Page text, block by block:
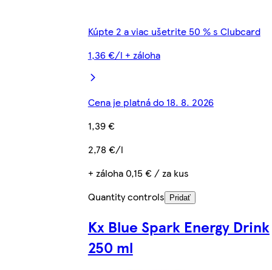
Kúpte 2 a viac ušetrite 50 % s Clubcard
1,36 €/l + záloha
Cena je platná do 18. 8. 2026
1,39 €
2,78 €/l
+ záloha 0,15 € / za kus
Quantity controls
Pridať
Kx Blue Spark Energy Drink
250 ml